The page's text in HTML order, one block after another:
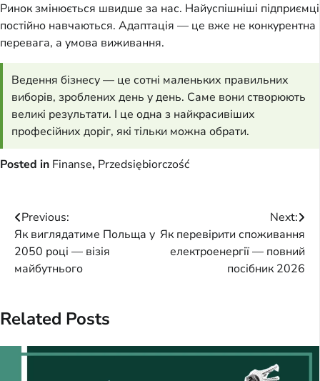
Ринок змінюється швидше за нас. Найуспішніші підприємці
постійно навчаються. Адаптація — це вже не конкурентна
перевага, а умова виживання.
Ведення бізнесу — це сотні маленьких правильних
виборів, зроблених день у день. Саме вони створюють
великі результати. І це одна з найкрасивіших
професійних доріг, які тільки можна обрати.
Posted in Finanse, Przedsiębiorczość
Post
navigation
Previous:
Як виглядатиме Польща у
2050 році — візія
майбутнього
Next:
Як перевірити споживання
електроенергії — повний
посібник 2026
Related Posts